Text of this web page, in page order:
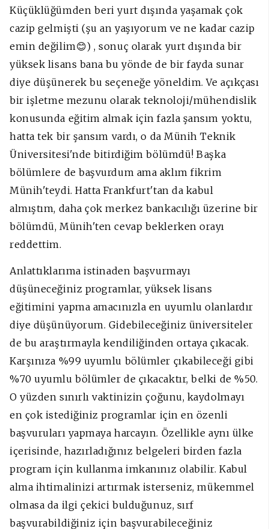
Küçüklüğümden beri yurt dışında yaşamak çok
cazip gelmişti (şu an yaşıyorum ve ne kadar cazip
emin değilim😊) , sonuç olarak yurt dışında bir
yüksek lisans bana bu yönde de bir fayda sunar
diye düşünerek bu seçeneğe yöneldim. Ve açıkçası
bir işletme mezunu olarak teknoloji/mühendislik
konusunda eğitim almak için fazla şansım yoktu,
hatta tek bir şansım vardı, o da Münih Teknik
Üniversitesi'nde bitirdiğim bölümdü! Başka
bölümlere de başvurdum ama aklım fikrim
Münih'teydi. Hatta Frankfurt'tan da kabul
almıştım, daha çok merkez bankacılığı üzerine bir
bölümdü, Münih'ten cevap beklerken orayı
reddettim.
Anlattıklarıma istinaden başvurmayı
düşüneceğiniz programlar, yüksek lisans
eğitimini yapma amacınızla en uyumlu olanlardır
diye düşünüyorum. Gidebileceğiniz üniversiteler
de bu araştırmayla kendiliğinden ortaya çıkacak.
Karşınıza %99 uyumlu bölümler çıkabileceği gibi
%70 uyumlu bölümler de çıkacaktır, belki de %50.
O yüzden sınırlı vaktinizin çoğunu, kaydolmayı
en çok istediğiniz programlar için en özenli
başvuruları yapmaya harcayın. Özellikle aynı ülke
içerisinde, hazırladığınız belgeleri birden fazla
program için kullanma imkanınız olabilir. Kabul
alma ihtimalinizi artırmak isterseniz, mükemmel
olmasa da ilgi çekici bulduğunuz, sırf
başvurabildiğiniz için başvurabileceğiniz